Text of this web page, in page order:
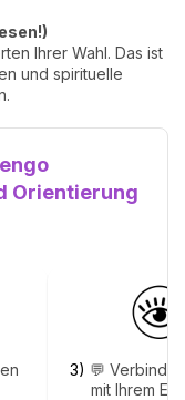
Ihrer Wahl. Das ist
und spirituelle
Orientierung
3) 💬
mit Ihrem